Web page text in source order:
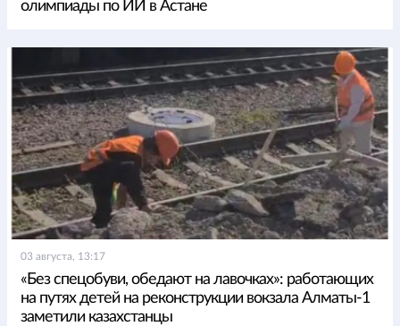
олимпиады по ИИ в Астане
03 августа, 13:17
«Без спецобуви, обедают на лавочках»: работающих
на путях детей на реконструкции вокзала Алматы-1
заметили казахстанцы